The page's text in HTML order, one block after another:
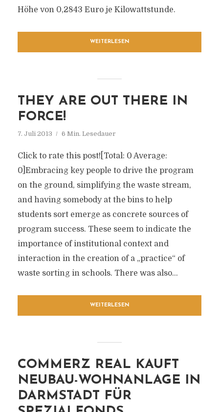
Höhe von 0,2843 Euro je Kilowattstunde.
WEITERLESEN
THEY ARE OUT THERE IN
FORCE!
7. Juli 2013 6 Min. Lesedauer
Click to rate this post![Total: 0 Average:
0]Embracing key people to drive the program
on the ground, simplifying the waste stream,
and having somebody at the bins to help
students sort emerge as concrete sources of
program success. These seem to indicate the
importance of institutional context and
interaction in the creation of a „practice“ of
waste sorting in schools. There was also...
WEITERLESEN
COMMERZ REAL KAUFT
NEUBAU-WOHNANLAGE IN
DARMSTADT FÜR